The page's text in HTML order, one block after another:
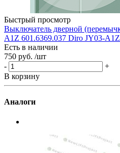
Быстрый просмотр
Выключатель дверной
A1Z 601.6369.037 Diro JY03-A1Z
Есть в наличии
750 руб. /шт
-
+
В корзину
Аналоги